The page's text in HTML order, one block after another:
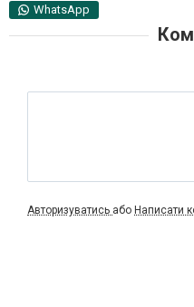
WhatsApp
Авторизуватись або Написати